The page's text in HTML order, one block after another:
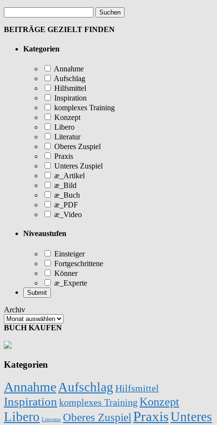
BEITRÄGE GEZIELT FINDEN
Kategorien
Annahme
Aufschlag
Hilfsmittel
Inspiration
komplexes Training
Konzept
Libero
Literatur
Oberes Zuspiel
Praxis
Unteres Zuspiel
æ_Artikel
æ_Bild
æ_Buch
æ_PDF
æ_Video
Niveaustufen
Einsteiger
Fortgeschrittene
Könner
æ_Experte
Archiv
BUCH KAUFEN
Kategorien
Annahme Aufschlag Hilfsmittel
Inspiration komplexes Training Konzept
Libero Literatur Oberes ZuspielPraxisUnteres